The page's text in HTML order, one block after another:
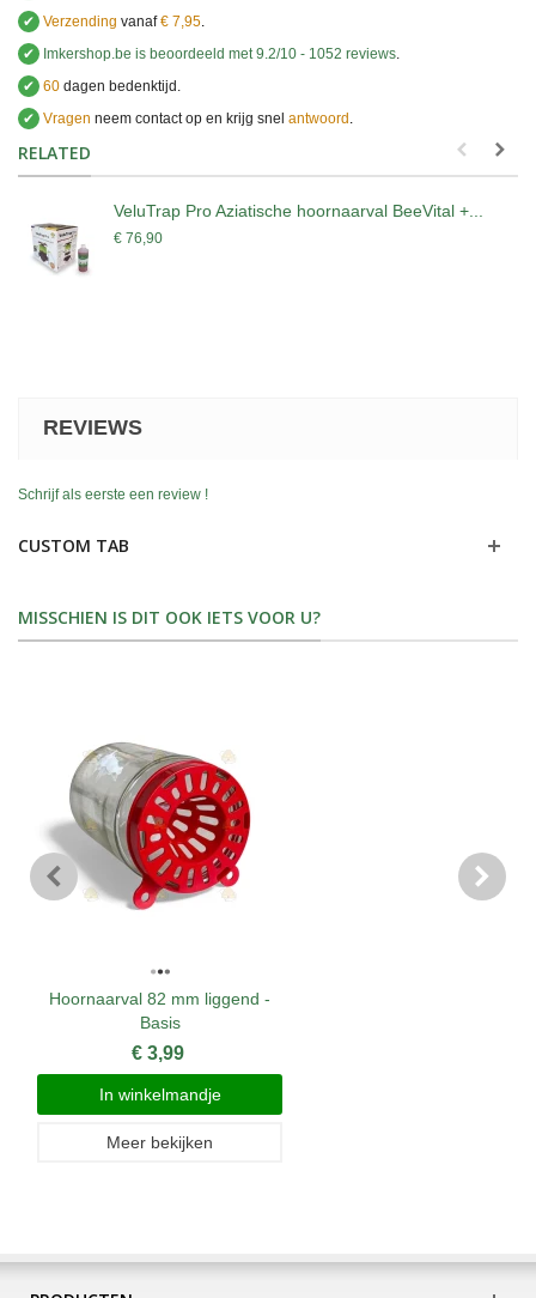
✔ Verzending vanaf€ 7,95.
✔
Imkershop.be is beoordeeld met9.2/10 - 1052 reviews.
✔ 60 dagen bedenktijd.
✔ Vragen neem contact op en krijg snel antwoord .
RELATED
VeluTrap Pro Aziatische hoornaarval BeeVital +...
€ 76,90
REVIEWS
Schrijf als eerste een review !
CUSTOM TAB
MISSCHIEN IS DIT OOK IETS VOOR U?
Hoornaarval 82 mm liggend -
Basis
€ 3,99
In winkelmandje
Meer bekijken